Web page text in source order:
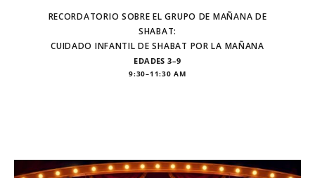
RECORDATORIO SOBRE EL GRUPO DE MAÑANA DE
SHABAT:
CUIDADO INFANTIL DE SHABAT POR LA MAÑANA
EDADES 3–9
9:30–11:30 AM